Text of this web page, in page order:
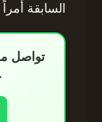
السابقة
تواصل